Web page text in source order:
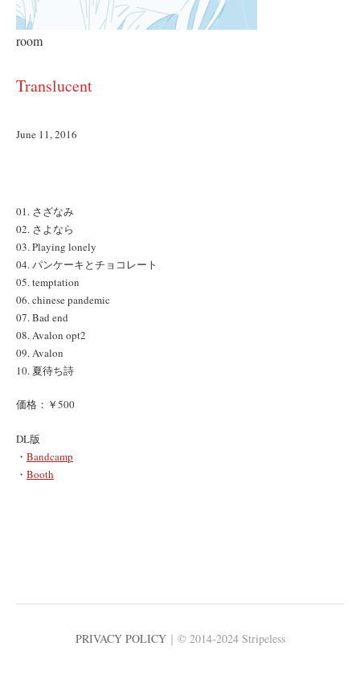
room
Translucent
June 11, 2016
01. さざなみ
02. さよなら
03. Playing lonely
04. パンケーキとチョコレート
05. temptation
06. chinese pandemic
07. Bad end
08. Avalon opt2
09. Avalon
10. 夏待ち詩
価格：￥500
DL版
・ Bandcamp
・ Booth
PRIVACY POLICY｜© 2014-2024 Stripeless